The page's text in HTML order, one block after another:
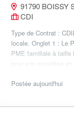
91790 BOISSY
CDI
Type de Contrat :
locale. Onglet 1 : Le
PME familiale à taille
pour son expertise
Postée aujourd'hui